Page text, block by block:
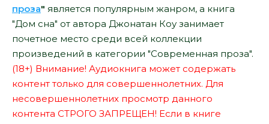
проза" является популярным жанром, а книга
"Дом сна" от автора Джонатан Коу занимает
почетное место среди всей коллекции
произведений в категории "Современная проза".
(18+) Внимание! Аудиокнига может содержать
контент только для совершеннолетних. Для
несовершеннолетних просмотр данного
контента СТРОГО ЗАПРЕЩЕН! Если в книге